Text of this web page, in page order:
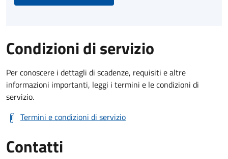
Condizioni di servizio
Per conoscere i dettagli di scadenze, requisiti e altre
informazioni importanti, leggi i termini e le condizioni di
servizio.
Termini e condizioni di servizio
Contatti